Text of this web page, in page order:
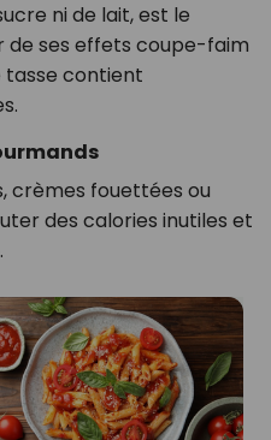
ni de lait, est le
de ses effets coupe-faim
tasse contient
crèmes fouettées ou
des calories inutiles et